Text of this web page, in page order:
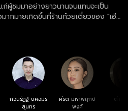
ผู้ชมมาอย่างยาวนานจนแทบจะเป็น
มากมายเกิดขึ้นที่ร้านก๋วยเตี๋ยวของ "เฮีย
ราณ แต่เมื่อยุคสมัยเริ่มเปลี่ยนไป และ
กวินรัฏฐ์ ยศอมร
สุนทร
คีรติ มหาพฤกษ์
พงศ์
ต่าย